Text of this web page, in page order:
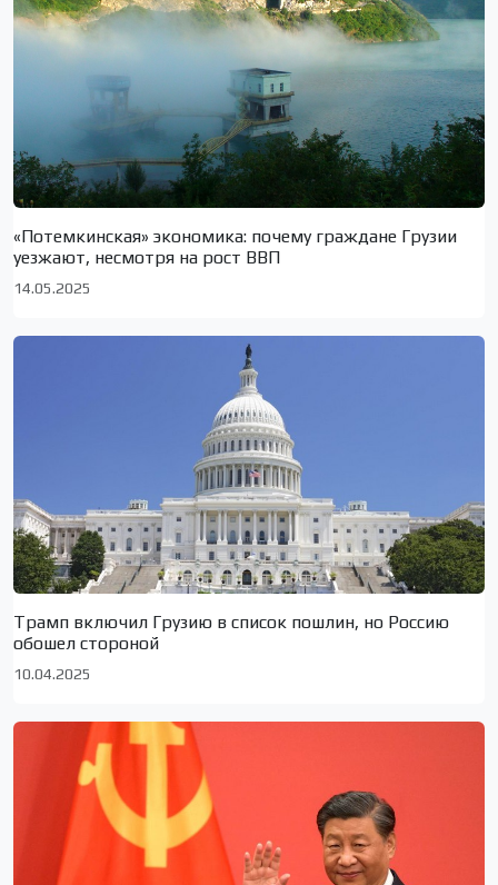
«Потемкинская» экономика: почему граждане Грузии
уезжают, несмотря на рост ВВП
14.05.2025
Трамп включил Грузию в список пошлин, но Россию
обошел стороной
10.04.2025